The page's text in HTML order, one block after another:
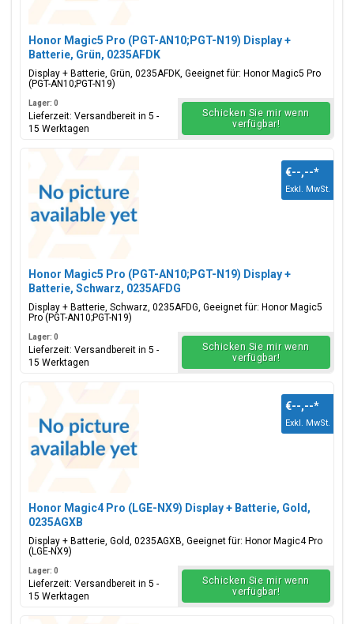
Honor Magic5 Pro (PGT-AN10;PGT-N19) Display +
Batterie, Grün, 0235AFDK
Display + Batterie, Grün, 0235AFDK, Geeignet für: Honor Magic5 Pro
(PGT-AN10;PGT-N19)
Lager: 0
Lieferzeit: Versandbereit in 5 -
15 Werktagen
Schicken Sie mir wenn
verfügbar!
Honor Magic5 Pro (PGT-AN10;PGT-N19) Display +
Batterie, Schwarz, 0235AFDG
Display + Batterie, Schwarz, 0235AFDG, Geeignet für: Honor Magic5
Pro (PGT-AN10;PGT-N19)
€--,--*
Exkl. MwSt.
Lager: 0
Lieferzeit: Versandbereit in 5 -
15 Werktagen
Schicken Sie mir wenn
verfügbar!
Honor Magic4 Pro (LGE-NX9) Display + Batterie, Gold,
0235AGXB
Display + Batterie, Gold, 0235AGXB, Geeignet für: Honor Magic4 Pro
(LGE-NX9)
€--,--*
Exkl. MwSt.
Lager: 0
Lieferzeit: Versandbereit in 5 -
15 Werktagen
Schicken Sie mir wenn
verfügbar!